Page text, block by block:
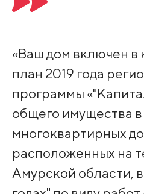
«Ваш дом включен в
план 2019 года
программы
общего имущества в
многоквартирных
расположенных на
Амурской области,